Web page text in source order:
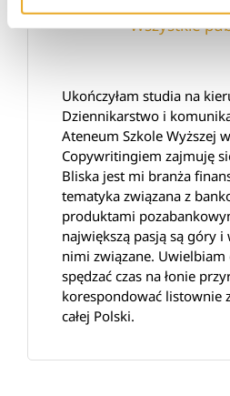
Wszystkie
Ukończyłam studia na
Dziennikarstwo i
Ateneum Szkole Wyższej
Copywritingiem zajmuję
Bliska jest mi branża
tematyka związana z
produktami
największą pasją są góry i
nimi związane. Uwielbiam
spędzać czas na łonie
korespondować listownie
całej Polski.